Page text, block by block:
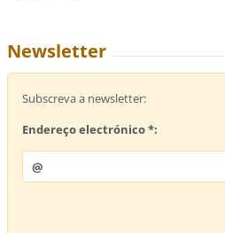
Newsletter
Subscreva a newsletter:
Endereço electrónico *: